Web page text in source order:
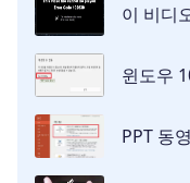
이 비디오 파일
윈도우 10/
PPT 동영